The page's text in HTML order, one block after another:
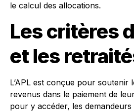
le calcul des allocations.
Les critères
et les
L’APL est conçue pour soutenir
revenus dans le paiement de
pour y accéder, les